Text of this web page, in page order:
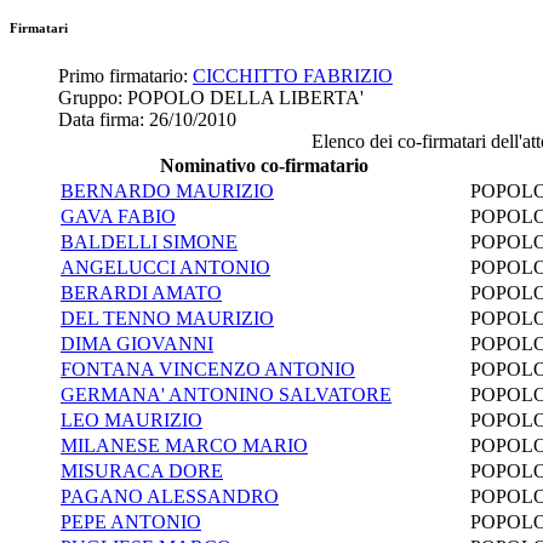
Firmatari
Primo firmatario: CICCHITTO FABRIZIO
Gruppo: POPOLO DELLA LIBERTA'
Data firma: 26/10/2010
Elenco dei co-firmatari
Nominativo co-firmatario
BERNARDO MAURIZIO
GAVA FABIO
BALDELLI SIMONE
ANGELUCCI ANTONIO
BERARDI AMATO
DEL TENNO MAURIZIO
DIMA GIOVANNI
FONTANA VINCENZO ANTONIO
GERMANA' ANTONINO SALVATORE
LEO MAURIZIO
MILANESE MARCO MARIO
MISURACA DORE
PAGANO ALESSANDRO
PEPE ANTONIO